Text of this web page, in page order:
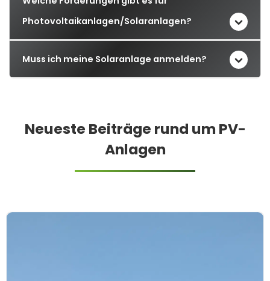
Photovoltaikanlagen/Solaranlagen?
Muss ich meine Solaranlage anmelden?
Neueste Beiträge rund um PV-
Anlagen